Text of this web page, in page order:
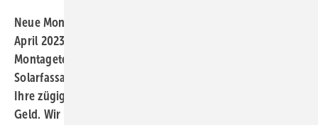
Neue Montagetechnik
April 2023. Darin geht es um neue Trends in der
Montagetechnik für Dächer, Freiflächen und
Solarfassaden. Die Vielfalt der Modulformate wächst.
Ihre zügige und standsichere Installation spart Zeit und
Geld. Wir präsentieren die wichtigsten Neuheiten für